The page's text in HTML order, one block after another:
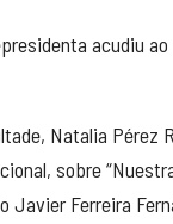
acudiu
Natalia Pérez
sobre
Ferreira